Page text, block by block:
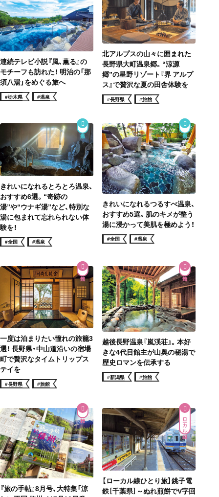
連続テレビ小説『風、薫る』の
モチーフも訪れた！ 明治の「那
須八湯」をめぐる旅へ
#栃木県 #温泉
北アルプスの山々に囲まれた
長野県大町温泉郷。“涼源
郷”の星野リゾート『界 アルプ
ス』で贅沢な夏の田舎体験を
#長野県 #旅館
きれいになれるとろとろ温泉、
おすすめ6選。“奇跡の
湯”や“ウナギ湯”など、特別な
湯に包まれて忘れられない体
験を！
#全国 #温泉
きれいになれるつるすべ温泉、
おすすめ5選。肌のキメが整う
湯に浸かって美肌を極めよう！
#全国 #温泉
一度は泊まりたい憧れの旅籠3
選！ 長野県・中山道沿いの宿場
町で贅沢なタイムトリップス
テイを
#長野県 #旅館
越後長野温泉『嵐渓荘』。本好
きな4代目館主が山奥の秘湯で
歴史ロマンを伝承する
#新潟県 #旅館
『旅の手帖』8月号、大特集「涼
ローカル線
【ローカル線ひとり旅】銚子電
鉄［千葉県］～ぬれ煎餅でV字回